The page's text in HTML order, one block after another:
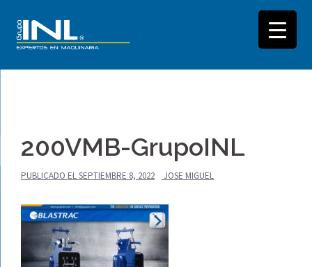
contenido
200VMB-GrupoINL
PUBLICADO ELSEPTIEMBRE 8, 2022 JOSE MIGUEL